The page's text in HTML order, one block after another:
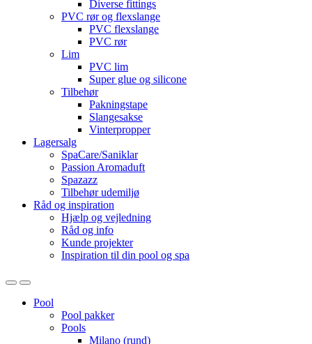
Diverse fittings
PVC rør og flexslange
PVC flexslange
PVC rør
Lim
PVC lim
Super glue og silicone
Tilbehør
Pakningstape
Slangesakse
Vinterpropper
Lagersalg
SpaCare/Saniklar
Passion Aromaduft
Spazazz
Tilbehør udemiljø
Råd og inspiration
Hjælp og vejledning
Råd og info
Kunde projekter
Inspiration til din pool og spa
OpenClose
Pool
Pool pakker
Pools
Milano (rund)